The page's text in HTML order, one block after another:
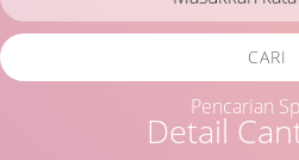
Detail
CARI
Pencarian